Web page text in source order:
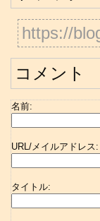
https://
コメント
名前:
URL/メイルアドレス:
タイトル: